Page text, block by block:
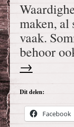
maken, al
vaak.
behoor
→
Dit delen:
Facebook